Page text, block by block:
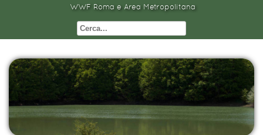
WWF Roma e Area Metropolitana